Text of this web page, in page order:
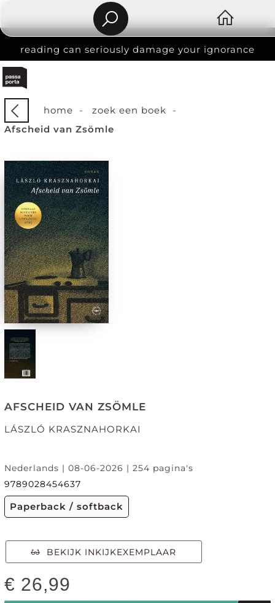
reading can seriously damage your ignorance
home - zoek een boek -
Afscheid van Zsömle
AFSCHEID VAN ZSÖMLE
LÁSZLÓ KRASZNAHORKAI
Nederlands | 08-06-2026 | 254 pagina's
9789028454637
Paperback / softback
BEKIJK INKIJKEXEMPLAAR
€ 26,99